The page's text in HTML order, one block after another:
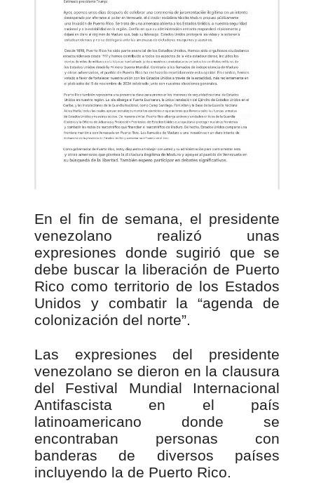
En el fin de semana, el presidente
venezolano realizó unas
expresiones donde sugirió que se
debe buscar la liberación de Puerto
Rico como territorio de los Estados
Unidos y combatir la “agenda de
colonización del norte”.
Las expresiones del presidente
venezolano se dieron en la clausura
del Festival Mundial Internacional
Antifascista en el país
latinoamericano donde se
encontraban personas con
banderas de diversos países
incluyendo la de Puerto Rico.